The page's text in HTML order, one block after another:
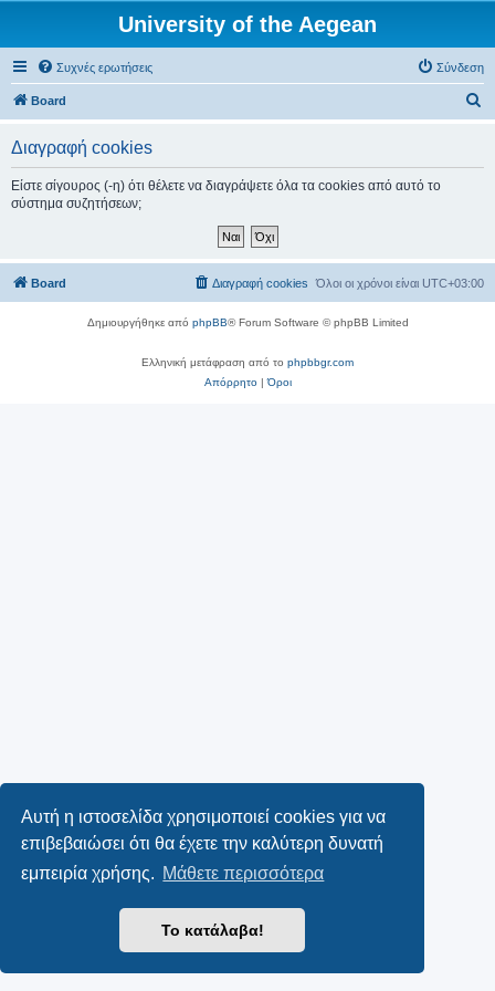
Αυτή η ιστοσελίδα χρησιμοποιεί cookies για να
επιβεβαιώσει ότι θα έχετε την καλύτερη δυνατή
εμπειρία χρήσης. Μάθετε περισσότερα
Το κατάλαβα!
University of the Aegean
Συχνές ερωτήσεις Σύνδεση
Board
σ
Διαγραφή cookies
Είστε σίγουρος (-η) ότι θέλετε να διαγράψετε όλα τα cookies από αυτό το
σύστημα συζητήσεων;
Board Όλοι οι χρόνοι είναι UTC+03:00
Διαγραφή cookies
Δημιουργήθηκε από phpBB® Forum Software © phpBB Limited
Ελληνική μετάφραση από το phpbbgr.com
Απόρρητο|Όροι